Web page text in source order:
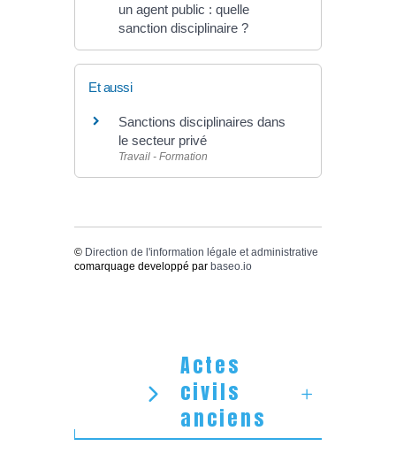
un agent public : quelle
sanction disciplinaire ?
Et aussi
Sanctions disciplinaires dans
le secteur privé
Travail - Formation
© Direction de l'information légale et administrative
comarquage developpé par baseo.io
Actes
civils
anciens